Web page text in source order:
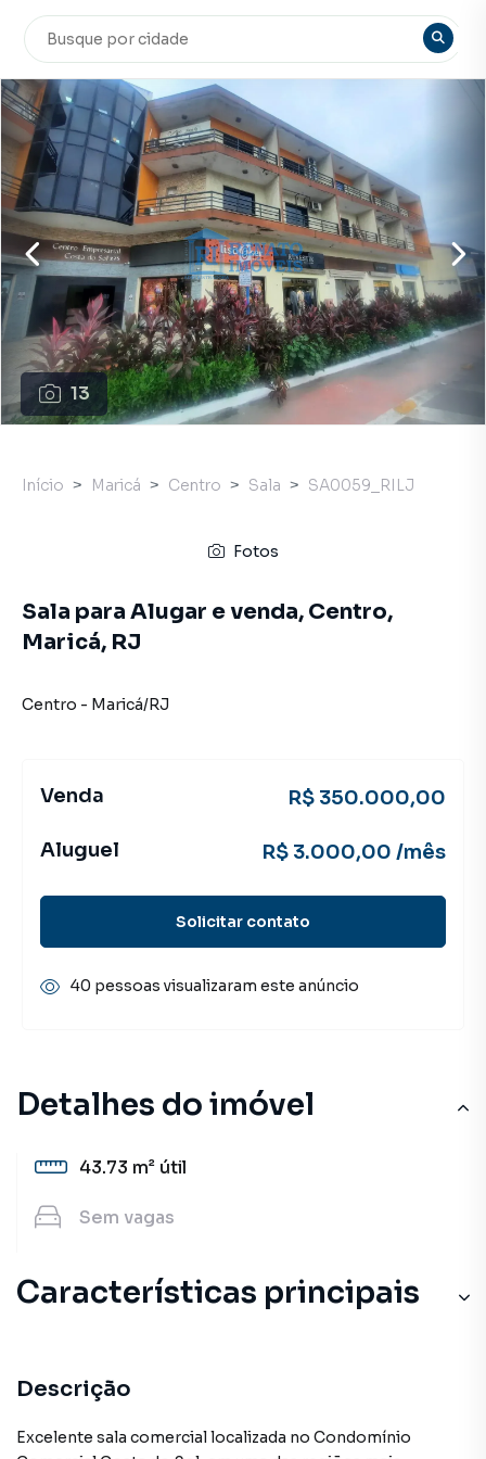
13
Detalhes do imóvel
43.73 m² útil
Sem vagas
Características principais
Descrição
Excelente sala comercial localizada no Condomínio
Início Maricá Centro Sala SA0059_RILJ
Fotos
Sala para Alugar e venda, Centro,
Maricá, RJ
Centro - Maricá/RJ
Venda R$ 350.000,00
Aluguel R$ 3.000,00 /mês
Solicitar contato
40 pessoas visualizaram este anúncio